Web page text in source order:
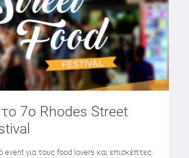
το 7o Rhodes Street
event για τους food lovers και επισκέπτες